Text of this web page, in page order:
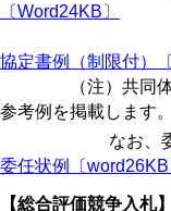
〔Word24KB〕
（乙型
協定書例（制限付）
（注）共同体工
参考例を掲載します。
なお、委任状
委任状例〔word26KB
【総合評価競争入札】